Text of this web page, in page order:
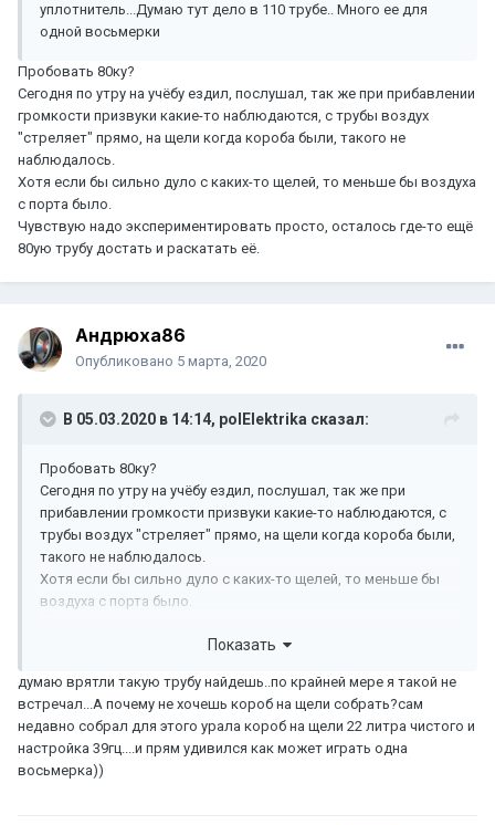
уплотнитель...Думаю тут дело в 110 трубе.. Много ее для
одной восьмерки
Пробовать 80ку?
Сегодня по утру на учёбу ездил, послушал, так же при прибавлении
громкости призвуки какие-то наблюдаются, с трубы воздух
"стреляет" прямо, на щели когда короба были, такого не
наблюдалось.
Хотя если бы сильно дуло с каких-то щелей, то меньше бы воздуха
с порта было.
Чувствую надо экспериментировать просто, осталось где-то ещё
80ую трубу достать и раскатать её.
Андрюха86
Опубликовано 5 марта, 2020
В 05.03.2020 в 14:14, polElektrika сказал:
Пробовать 80ку?
Сегодня по утру на учёбу ездил, послушал, так же при
прибавлении громкости призвуки какие-то наблюдаются, с
трубы воздух "стреляет" прямо, на щели когда короба были,
такого не наблюдалось.
Хотя если бы сильно дуло с каких-то щелей, то меньше бы
воздуха с порта было.
то ещё 80ую трубу достать и раскатать её.
Показать
думаю врятли такую трубу найдешь..по крайней мере я такой не
встречал...А почему не хочешь короб на щели собрать?сам
недавно собрал для этого урала короб на щели 22 литра чистого и
настройка 39гц....и прям удивился как может играть одна
восьмерка))